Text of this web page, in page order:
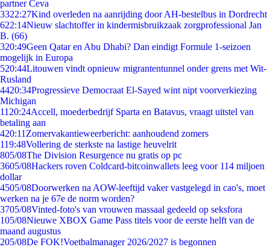
partner Ceva
3322:27Kind overleden na aanrijding door AH-bestelbus in Dordrecht
622:14Nieuw slachtoffer in kindermisbruikzaak zorgprofessional Jan
B. (66)
320:49Geen Qatar en Abu Dhabi? Dan eindigt Formule 1-seizoen
mogelijk in Europa
520:44Litouwen vindt opnieuw migrantentunnel onder grens met Wit-
Rusland
4420:34Progressieve Democraat El-Sayed wint nipt voorverkiezing
Michigan
11 20:24Accell, moederbedrijf Sparta en Batavus, vraagt uitstel van
betaling aan
420:11 Zomervakantieweerbericht: aanhoudend zomers
119:48Vollering de sterkste na lastige heuvelrit
805/08The Division Resurgence nu gratis op pc
3605/08Hackers roven Coldcard-bitcoinwallets leeg voor 114 miljoen
dollar
4505/08Doorwerken na AOW-leeftijd vaker vastgelegd in cao's, moet
werken na je 67e de norm worden?
3705/08Vinted-foto's van vrouwen massaal gedeeld op seksfora
105/08Nieuwe XBOX Game Pass titels voor de eerste helft van de
maand augustus
205/08De FOK!Voetbalmanager 2026/2027 is begonnen